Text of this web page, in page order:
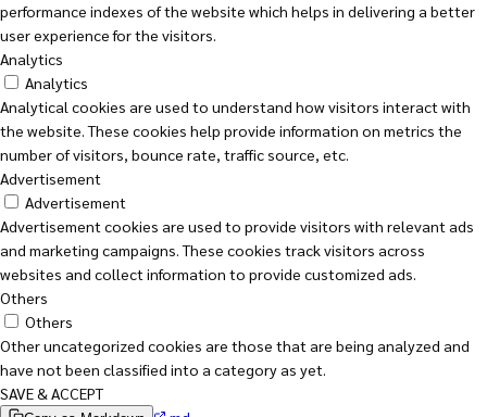
performance indexes of the website which helps in delivering a better
user experience for the visitors.
Analytics
Analytics
Analytical cookies are used to understand how visitors interact with
the website. These cookies help provide information on metrics the
number of visitors, bounce rate, traffic source, etc.
Advertisement
Advertisement
Advertisement cookies are used to provide visitors with relevant ads
and marketing campaigns. These cookies track visitors across
websites and collect information to provide customized ads.
Others
Others
Other uncategorized cookies are those that are being analyzed and
have not been classified into a category as yet.
SAVE & ACCEPT